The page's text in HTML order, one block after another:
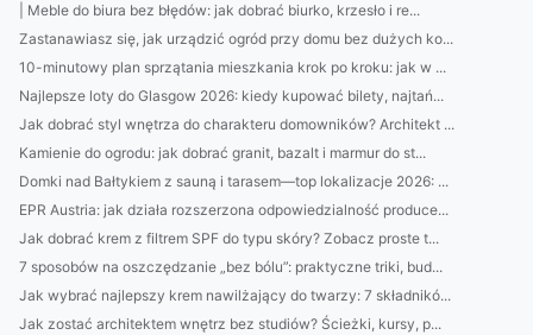
| Meble do biura bez błędów: jak dobrać biurko, krzesło i re...
Zastanawiasz się, jak urządzić ogród przy domu bez dużych ko...
10-minutowy plan sprzątania mieszkania krok po kroku: jak w ...
Najlepsze loty do Glasgow 2026: kiedy kupować bilety, najtań...
Jak dobrać styl wnętrza do charakteru domowników? Architekt ...
Kamienie do ogrodu: jak dobrać granit, bazalt i marmur do st...
Domki nad Bałtykiem z sauną i tarasem—top lokalizacje 2026: ...
EPR Austria: jak działa rozszerzona odpowiedzialność produce...
Jak dobrać krem z filtrem SPF do typu skóry? Zobacz proste t...
7 sposobów na oszczędzanie „bez bólu”: praktyczne triki, bud...
Jak wybrać najlepszy krem nawilżający do twarzy: 7 składnikó...
Jak zostać architektem wnętrz bez studiów? Ścieżki, kursy, p...